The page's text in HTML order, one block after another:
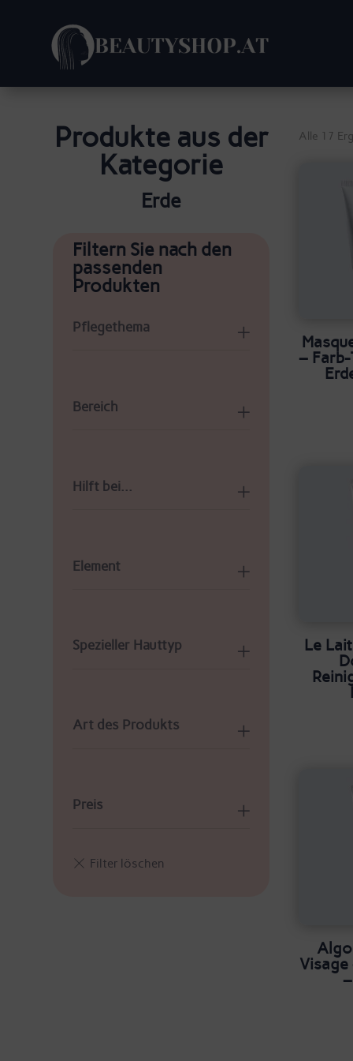
Produkte aus der
Kategorie
Erde
Filtern Sie nach den
passenden
Produkten
Pflegethema
Bereich
Hilft bei...
Element
Spezieller Hauttyp
Art des Produkts
Preis
Alle 17
–
Le
Visage